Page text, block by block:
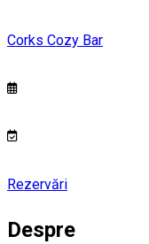
Corks Cozy Bar
Rezervări
Despre